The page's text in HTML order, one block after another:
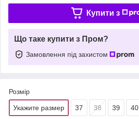
Купити з
Що таке купити з Пром?
Замовлення під захистом
Розмір
Укажите размер 37 38 39 40